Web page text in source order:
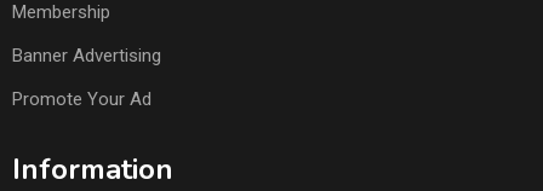
Membership
Banner Advertising
Promote Your Ad
Information